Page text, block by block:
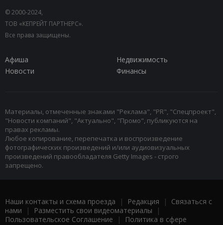
© 2000-2024,
ТОВ «КЕПРЕЙТ ПАРТНЕРС».
Все права защищены.
Афиша
Недвижимость
Новости
Финансы
Материалы, отмеченные знаками "Реклама", "PR", "Спецпроект",
"Новости компаний", "Актуально", "Промо", публикуются на
правах рекламы.
Любое копирование, перепечатка и воспроизведение
фотографических произведений и/или аудиовизуальных
произведений правообладателя Getty Images - строго
запрещено.
Наши контакты и схема проезда | Редакция | Связаться с
нами | Разместить свои видеоматериалы |
Пользовательское Соглашение |
Политика в сфере